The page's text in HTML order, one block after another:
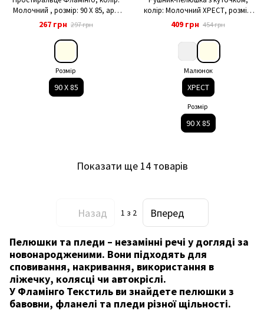
Молочний , розмір: 90 Х 85, арт.
421-221
267 грн 297 грн
Розмір
90 Х 85
колір: Молочний ХРЕСТ, розмір:
90 Х 85, арт. 618-204
409 грн 454 грн
Малюнок
ХРЕСТ
Розмір
90 Х 85
Показати ще 14 товарів
Назад 1 з 2 Вперед
Пелюшки та пледи – незамінні речі у догляді за
новонародженими. Вони підходять для
сповивання, накривання, використання в
ліжечку, колясці чи автокріслі.
У Фламінго Текстиль ви знайдете пелюшки з
бавовни, фланелі та пледи різної щільності.